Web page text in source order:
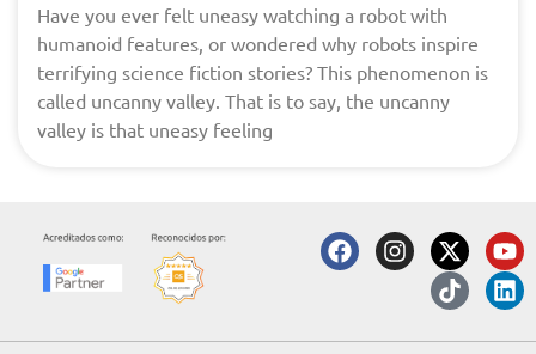
Have you ever felt uneasy watching a robot with
humanoid features, or wondered why robots inspire
terrifying science fiction stories? This phenomenon is
called uncanny valley. That is to say, the uncanny
valley is that uneasy feeling
F
a
b
I
n
a
X
-
t
w
i
Y
o
u
t
u
T
i
k
t
o
L
i
n
k
e